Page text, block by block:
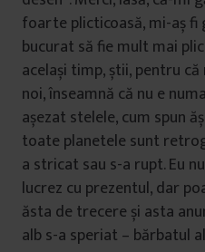
foarte plicticoasă, mi-aș fi
bucurat să fie mult mai
același timp, știi, pentru
noi, înseamnă că nu e
așezat stelele, cum spun
toate planetele sunt
a stricat sau s-a rupt. Eu
lucrez cu prezentul, dar
ăsta de trecere și asta
alb s-a speriat – bărbatul